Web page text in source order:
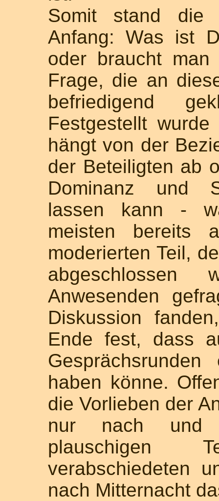
Somit stand die
Anfang: Was ist
oder braucht man
Frage, die an
befriedigend
Festgestellt
hängt von der
der Beteiligten ab
Dominanz und
lassen kann -
meisten bereits
moderierten Teil,
abgeschlossen
Anwesenden
Diskussion
Ende fest, dass
haben könne.
die Vorlieben der
nur nach und
plauschigen
verabschiedeten
nach Mitternacht